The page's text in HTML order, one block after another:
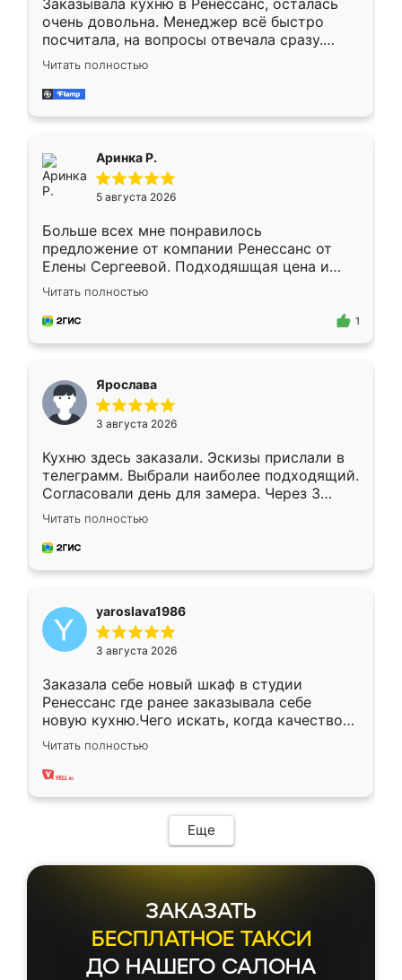
Заказывала кухню в Ренессанс, осталась
очень довольна. Менеджер всё быстро
посчитала, на вопросы отвечала сразу.
Замерщик приехал в субботу, подошёл к
делу со всей ответственностью. Собрали
за день, ребята работали аккуратно, даже
Читать полностью
Аринка Р.
5 августа 2026
Больше всех мне понравилось
предложение от компании Ренессанс от
Елены Сергеевой. Подходяшщая цена и
короткие сроки изготовления. Приехавший
для замера сотрудник Владислав
предложил по моему эскизу самый
Читать полностью
1
Ярослава
3 августа 2026
Кухню здесь заказали. Эскизы прислали в
телеграмм. Выбрали наиболее подходящий.
Согласовали день для замера. Через 3
недели кухня была уже готова. Остались
довольны работой. Спасибо Ренессанс
мебель за качественную работу!
Читать полностью
yaroslava1986
3 августа 2026
Заказала себе новый шкаф в студии
Ренессанс где ранее заказывала себе
новую кухню.Чего искать, когда качеством
вполне довольна. Служит кухня уже почти
два года, нареканий нет.
Читать полностью
Еще
ЗАКАЗАТЬ
БЕСПЛАТНОЕ ТАКСИ
ДО НАШЕГО САЛОНА